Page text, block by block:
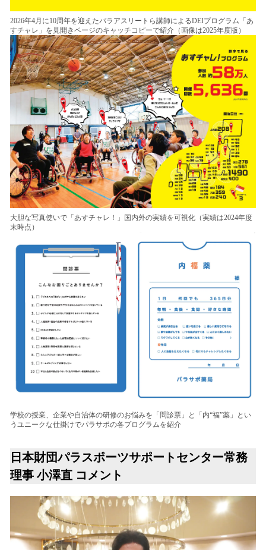
2026年4月に10周年を迎えたパラアスリートら講師によるDEIプログラム「あ
すチャレ」を見開きページのキャッチコピーで紹介（画像は2025年度版）
大胆な写真使いで「あすチャレ！」国内外の実績を可視化（実績は2024年度
末時点）
学校の授業、企業や自治体の研修のお悩みを「問診票」と「内“福”薬」とい
うユニークな仕掛けでパラサポの各プログラムを紹介
日本財団パラスポーツサポートセンター常務
理事 小澤直 コメント